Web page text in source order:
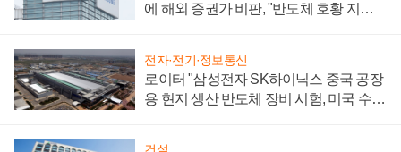
에 해외 증권가 비판, "반도체 호황 지속
전자·전기·정보통신
로이터 "삼성전자 SK하이닉스 중국 공장
용 현지 생산 반도체 장비 시험, 미국 수출